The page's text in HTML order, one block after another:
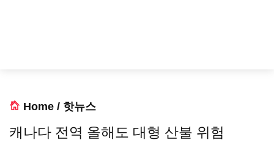
Home / 핫뉴스
캐나다 전역 올해도 대형 산불 위험